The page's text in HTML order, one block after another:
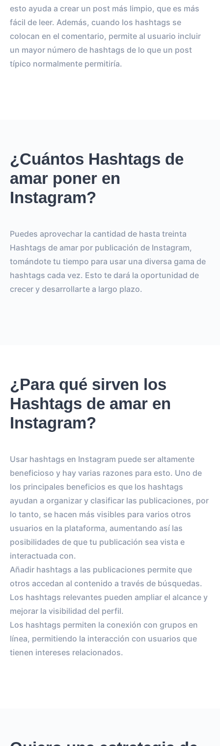
esto ayuda a crear un post más limpio, que es más
fácil de leer. Además, cuando los hashtags se
colocan en el comentario, permite al usuario incluir
un mayor número de hashtags de lo que un post
típico normalmente permitiría.
¿Cuántos Hashtags de
amar poner en
Instagram?
Puedes aprovechar la cantidad de hasta treinta
Hashtags de amar por publicación de Instagram,
tomándote tu tiempo para usar una diversa gama de
hashtags cada vez. Esto te dará la oportunidad de
crecer y desarrollarte a largo plazo.
¿Para qué sirven los
Hashtags de amar en
Instagram?
Usar hashtags en Instagram puede ser altamente
beneficioso y hay varias razones para esto. Uno de
los principales beneficios es que los hashtags
ayudan a organizar y clasificar las publicaciones, por
lo tanto, se hacen más visibles para varios otros
usuarios en la plataforma, aumentando así las
posibilidades de que tu publicación sea vista e
interactuada con.
Añadir hashtags a las publicaciones permite que
otros accedan al contenido a través de búsquedas.
Los hashtags relevantes pueden ampliar el alcance y
mejorar la visibilidad del perfil.
Los hashtags permiten la conexión con grupos en
línea, permitiendo la interacción con usuarios que
tienen intereses relacionados.